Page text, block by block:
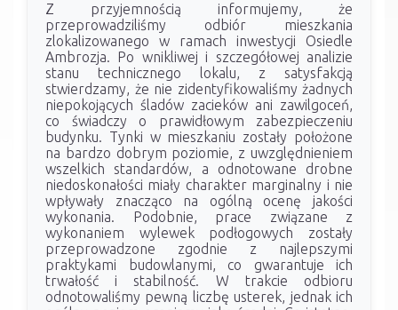
Z przyjemnością informujemy, że
przeprowadziliśmy odbiór mieszkania
zlokalizowanego w ramach inwestycji Osiedle
Ambrozja. Po wnikliwej i szczegółowej analizie
stanu technicznego lokalu, z satysfakcją
stwierdzamy, że nie zidentyfikowaliśmy żadnych
niepokojących śladów zacieków ani zawilgoceń,
co świadczy o prawidłowym zabezpieczeniu
budynku. Tynki w mieszkaniu zostały położone
na bardzo dobrym poziomie, z uwzględnieniem
wszelkich standardów, a odnotowane drobne
niedoskonałości miały charakter marginalny i nie
wpływały znacząco na ogólną ocenę jakości
wykonania. Podobnie, prace związane z
wykonaniem wylewek podłogowych zostały
przeprowadzone zgodnie z najlepszymi
praktykami budowlanymi, co gwarantuje ich
trwałość i stabilność. W trakcie odbioru
odnotowaliśmy pewną liczbę usterek, jednak ich